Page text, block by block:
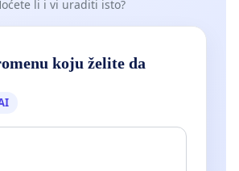
li i vi uraditi isto?
koju želite da